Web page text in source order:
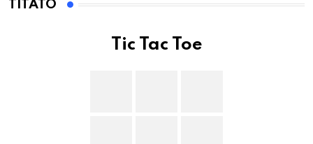
TITATO
Tic Tac Toe